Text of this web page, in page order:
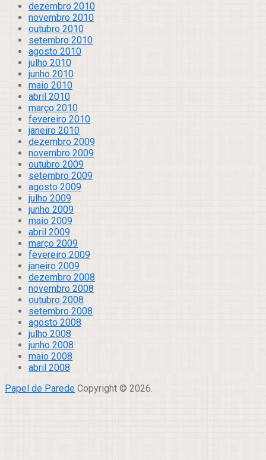
dezembro 2010
novembro 2010
outubro 2010
setembro 2010
agosto 2010
julho 2010
junho 2010
maio 2010
abril 2010
março 2010
fevereiro 2010
janeiro 2010
dezembro 2009
novembro 2009
outubro 2009
setembro 2009
agosto 2009
julho 2009
junho 2009
maio 2009
abril 2009
março 2009
fevereiro 2009
janeiro 2009
dezembro 2008
novembro 2008
outubro 2008
setembro 2008
agosto 2008
julho 2008
junho 2008
maio 2008
abril 2008
Papel de Parede Copyright © 2026.